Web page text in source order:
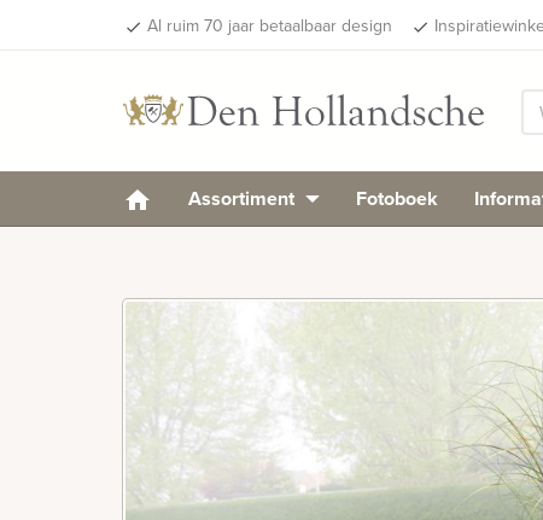
done Al ruim 70 jaar betaalbaar design done
Assortiment Fotoboek